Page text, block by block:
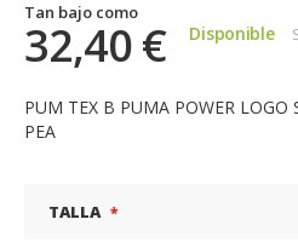
Tan bajo como
32,40 € Disponible
PUM TEX B PUMA POWER LOGO
PEA
TALLA